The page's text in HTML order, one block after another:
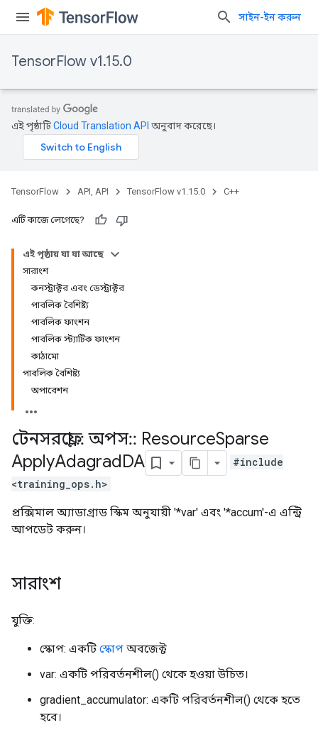
সাইন-ইন করুন
TensorFlow v1.15.0
এই পৃষ্ঠাটিCloud Translation API অনুবাদ করেছে।
TensorFlow API, API TensorFlow v1.15.0 C++
এটি কাজে লেগেছে?
এই পৃষ্ঠায় যা যা আছে
সারাংশ
কনস্ট্রাক্টর এবং ডেস্ট্রাক্টর
পাবলিক বৈশিষ্ট্য
পাবলিক ফাংশন
পাবলিক স্ট্যাটিক ফাংশন
কাঠামো
পাবলিক বৈশিষ্ট্য
অপারেশন
টেনসরফ্লো:: অপস:: ResourceSparse
ApplyAdagradDA
#include
<training_ops.h>
প্রক্সিমাল অ্যাডাগ্রাড স্কিম অনুযায়ী '*var' এবং '*accum'-এ এন্ট্রি
আপডেট করুন।
সারাংশ
যুক্তি:
স্কোপ: একটি স্কোপ অবজেক্ট
var: একটি পরিবর্তনশীল() থেকে হওয়া উচিত।
gradient_accumulator: একটি পরিবর্তনশীল() থেকে হতে
হবে।